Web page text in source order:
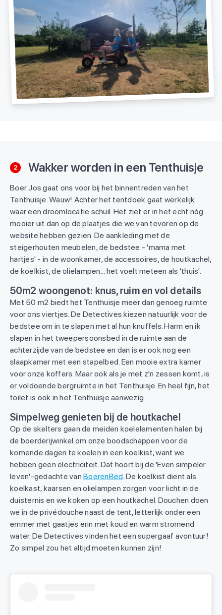
2 Wakker worden in een Tenthuisje
Boer Jos gaat ons voor bij het binnentreden van het
Tenthuisje. Wauw! Achter het tentdoek gaat werkelijk
waar een droomlocatie schuil. Het ziet er in het echt nóg
mooier uit dan op de plaatjes die we van tevoren op de
website hebben gezien. De aankleding met de
steigerhouten meubelen, de bedstee - 'mama met
hartjes' - in de woonkamer, de accessoires, de houtkachel,
de koelkist, de olielampen... het voelt meteen als 'thuis'.
50m2 woongenot: knus, ruim en vol details
Met 50 m2 biedt het Tenthuisje meer dan genoeg ruimte
voor ons viertjes. De Detectives kiezen natuurlijk voor de
bedstee om in te slapen met al hun knuffels. Harm en ik
slapen in het tweepersoonsbed in de ruimte aan de
achterzijde van de bedstee en dan is er ook nog een
slaapkamer met een stapelbed. Een mooie extra kamer
voor onze koffers. Maar ook als je met z'n zessen komt, is
er voldoende bergruimte in het Tenthuisje. En heel fijn, het
toilet is ook in het Tenthuisje aanwezig.
Simpelweg genieten bij de houtkachel
Op de skelters gaan de meiden koelelementen halen bij
de boerderijwinkel om onze boodschappen voor de
komende dagen te koelen in een koelkist, want we
hebben geen electriciteit. Dat hoort bij de 'Even simpeler
leven'-gedachte van BoerenBed . De koelkist dient als
koelkast, kaarsen en olielampen zorgen voor licht in de
duisternis en we koken op een houtkachel. Douchen doen
we in de privédouche naast de tent, letterlijk onder een
emmer met gaatjes erin met koud en warm stromend
water. De Detectives vinden het een supergaaf avontuur!
Zo simpel zou het altijd moeten kunnen zijn!